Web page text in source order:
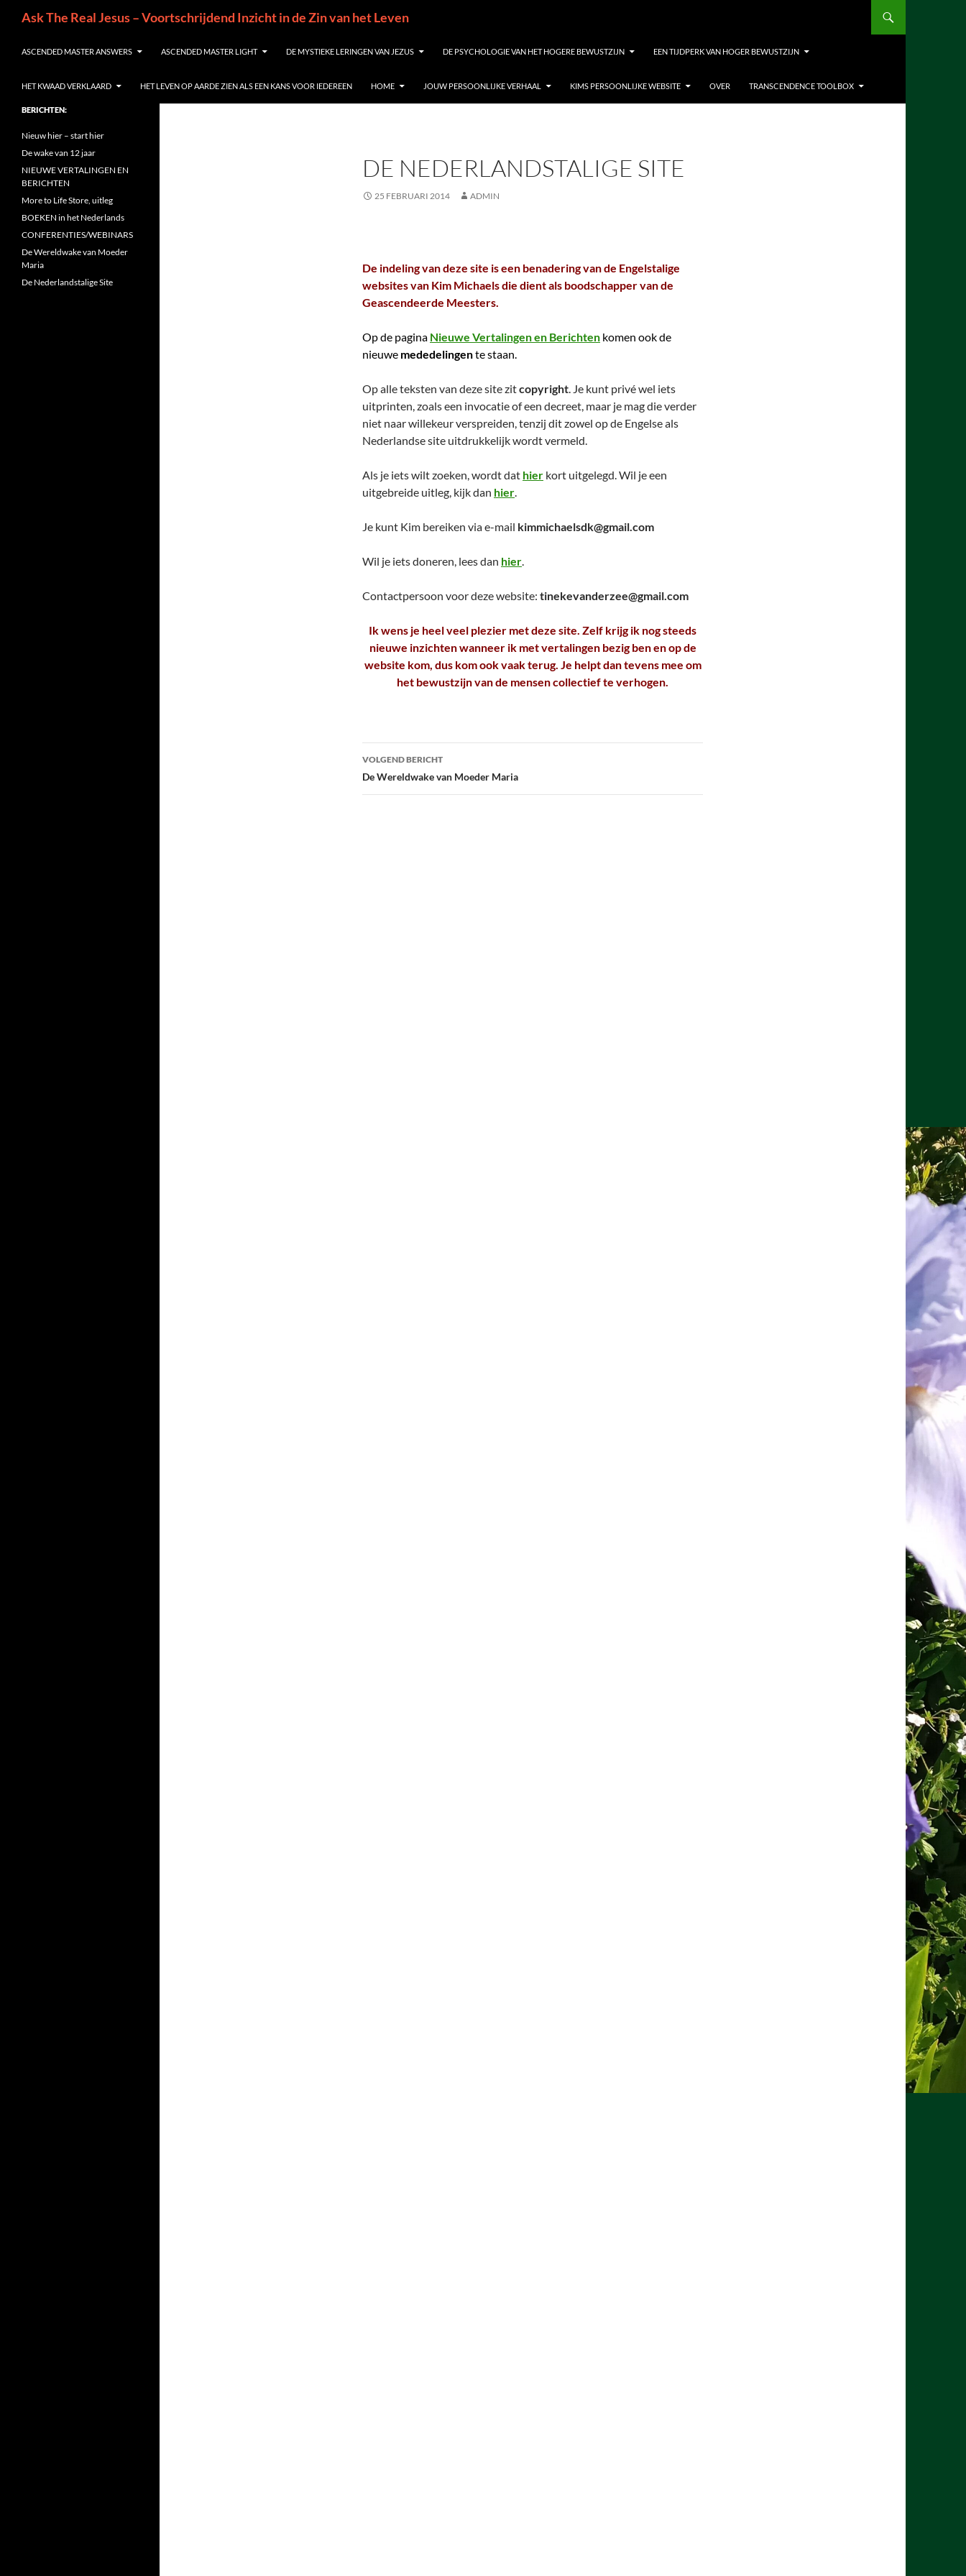
inhoud
Ask The Real Jesus – Voortschrijdend Inzicht in de Zin van het Leven
ASCENDED MASTER ANSWERS ASCENDED MASTER LIGHT DE MYSTIEKE LERINGEN VAN JEZUS DE PSYCHOLOGIE VAN HET HOGERE BEWUSTZIJN EEN TIJDPERK VAN HOGER BEWUSTZIJN
HET KWAAD VERKLAARD HET LEVEN OP AARDE ZIEN ALS EEN KANS VOOR IEDEREEN HOME JOUW PERSOONLIJKE VERHAAL KIMS PERSOONLIJKE WEBSITE OVER TRANSCENDENCE TOOLBOX
DE NEDERLANDSTALIGE SITE
25 FEBRUARI 2014 ADMIN
De indeling van deze site is een benadering van de Engelstalige
websites van Kim Michaels die dient als boodschapper van de
Geascendeerde Meesters.
Op de pagina Nieuwe Vertalingen en Berichten komen ook de
nieuwe mededelingente staan.
Op alle teksten van deze site zitcopyright. Je kunt privé wel iets
uitprinten, zoals een invocatie of een decreet, maar je mag die verder
niet naar willekeur verspreiden, tenzij dit zowel op de Engelse als
Nederlandse site uitdrukkelijk wordt vermeld.
Als je iets wilt zoeken, wordt dat hier kort uitgelegd. Wil je een
uitgebreide uitleg, kijk dan hier.
Je kunt Kim bereiken via e-mail kimmichaelsdk@gmail.com
Wil je iets doneren, lees dan hier.
Contactpersoon voor deze website: tinekevanderzee@gmail.com
Ik wens je heel veel plezier met deze site. Zelf krijg ik nog steeds
nieuwe inzichten wanneer ik met vertalingen bezig ben en op de
website kom, dus kom ook vaak terug. Je helpt dan tevens mee om
het bewustzijn van de mensen collectief te verhogen.
Bericht
navigatie
VOLGEND BERICHT
De Wereldwake van Moeder Maria
BERICHTEN:
Nieuw hier – start hier
De wake van 12 jaar
NIEUWE VERTALINGEN EN
BERICHTEN
More to Life Store, uitleg
BOEKEN in het Nederlands
CONFERENTIES/WEBINARS
De Wereldwake van Moeder
Maria
De Nederlandstalige Site